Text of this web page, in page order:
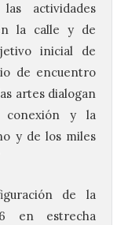
actividades
la calle y de
inicial de
de encuentro
artes dialogan
conexión y la
y de los miles
de la
en estrecha